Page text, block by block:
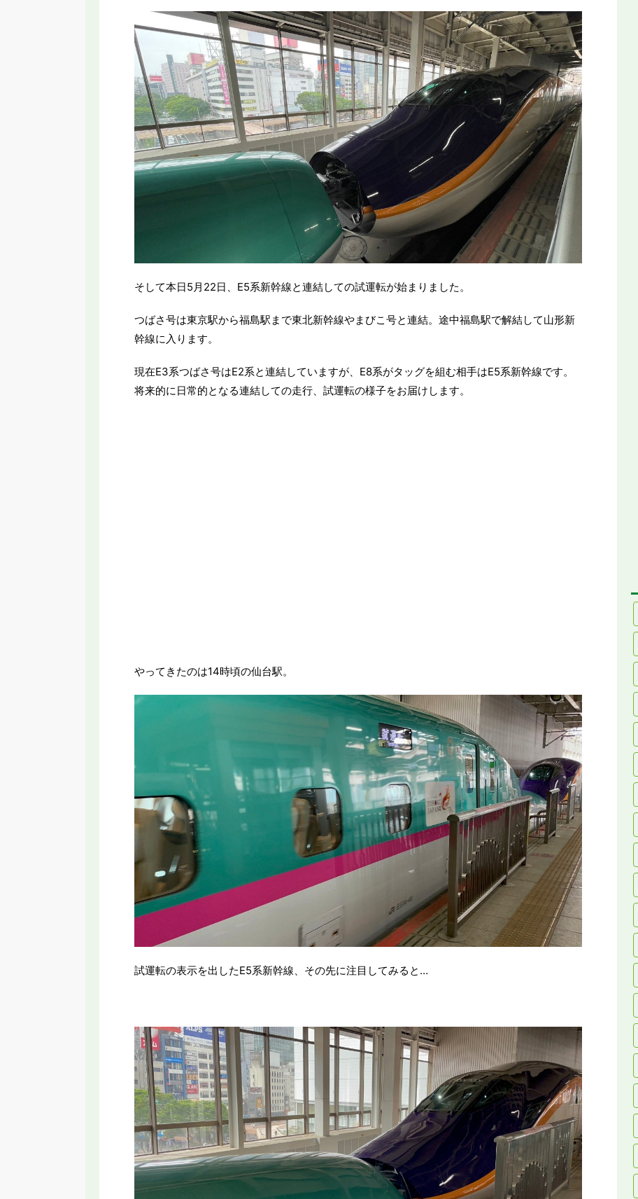
そして本日5月22日、E5系新幹線と連結しての試運転が始まりました。
つばさ号は東京駅から福島駅まで東北新幹線やまびこ号と連結。途中福島駅で解結して山形新
幹線に入ります。
現在E3系つばさ号はE2系と連結していますが、E8系がタッグを組む相手はE5系新幹線です。
将来的に日常的となる連結しての走行、試運転の様子をお届けします。
やってきたのは14時頃の仙台駅。
試運転の表示を出したE5系新幹線、その先に注目してみると…